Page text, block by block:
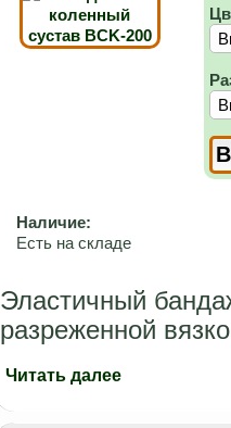
Наличие:
Есть на складе
Эластичный
разреженной
Читать далее